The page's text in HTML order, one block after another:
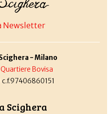
Newsletter
- Milano
Quartiere Bovisa
Scighera